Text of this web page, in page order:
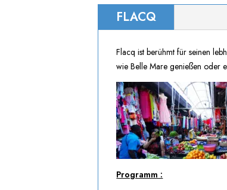
FLACQ
Flacq ist berühmt für seinen
wie Belle Mare genießen oder
Programm :